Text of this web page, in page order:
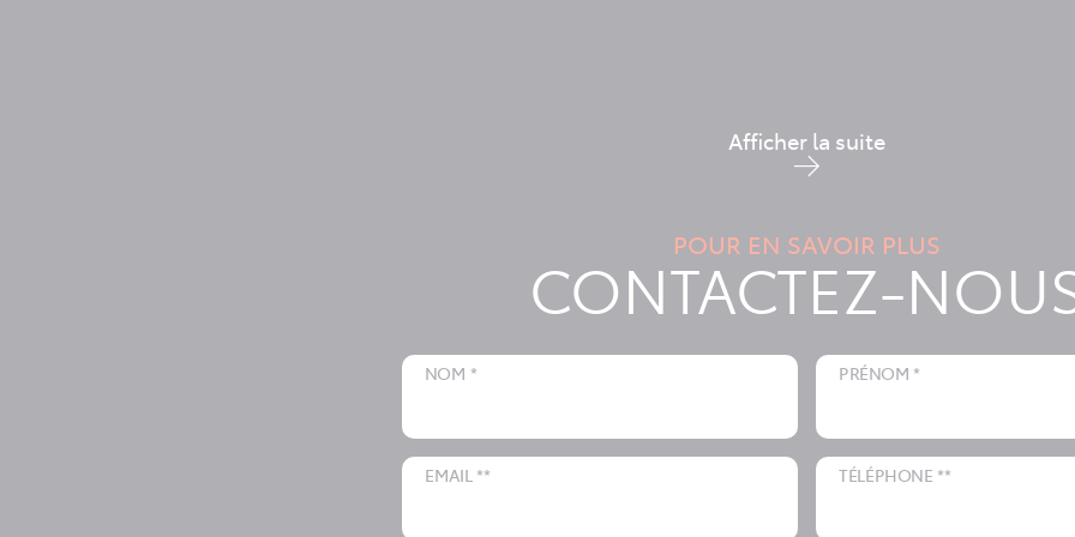
Afficher la suite
POUR EN SAVOIR PLUS
CONTACTEZ-
NOM * PRÉNOM *
EMAIL ** TÉLÉPHONE **